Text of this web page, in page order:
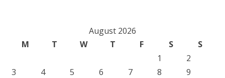
August 2026
M
T W T F S
S
1
2
3
4 5 6 7 8
9